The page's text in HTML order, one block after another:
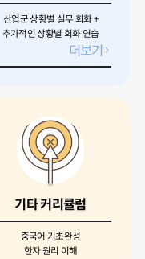
산업군 상황별 실무 회화 +
추가적인 상황별 회화 연습
더보기
기타 커리큘럼
중국어 기초완성
한자 원리 이해